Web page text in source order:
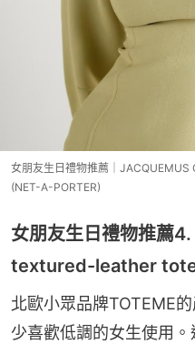
女朋友生日禮物推薦｜
(NET-A-PORTER)
女朋友生日禮物推薦
textured-leather
北歐小眾品牌TOTEME
少喜歡低調的女生使用